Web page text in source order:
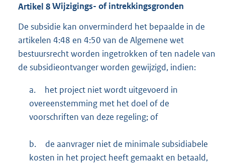
Artikel 8Wijzigings- of intrekkingsgronden
De subsidie kan onverminderd het bepaalde in de
artikelen 4:48 en 4:50 van de Algemene wet
bestuursrecht worden ingetrokken of ten nadele van
de subsidieontvanger worden gewijzigd, indien:
a.
het project niet wordt uitgevoerd in
overeenstemming met het doel of de
voorschriften van deze regeling; of
b.
de aanvrager niet de minimale subsidiabele
kosten in het project heeft gemaakt en betaald,